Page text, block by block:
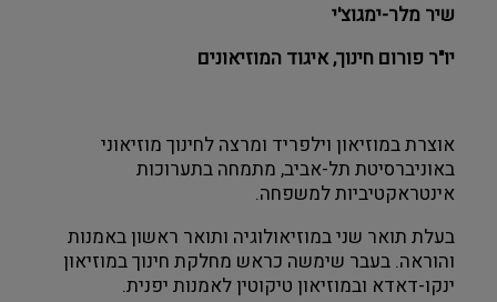
שיר מלר-ימגוצ'י
יו"ר פורום חינוך, איגוד המוזיאונים
אוצרת במוזיאון וילפריד ומרצה לחינוך מוזיאוני
באוניברסיטת תל-אביב, מתמחה בתערוכות
אינטראקטיביות למשפחה.
בעלת תואר שני במוזיאולוגיה ותואר ראשון באמנות
והוראה. בעבר שימשה כראש מחלקת חינוך במוזיאון
ינקו-דאדא ובמוזיאון טיקוטין לאמנות יפנית.